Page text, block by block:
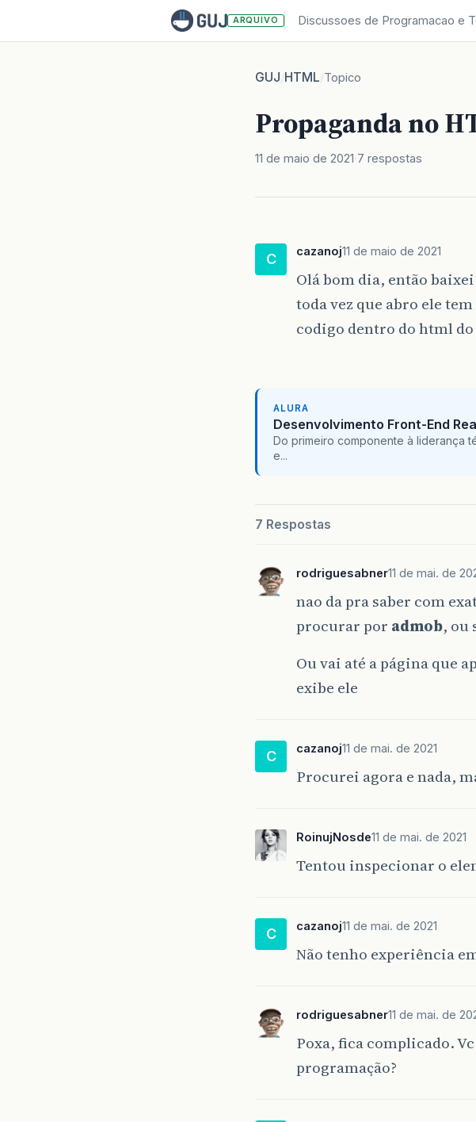
ARQUIVO Discussoes de Programacao e
GUJ/HTML/Topico
Propaganda no
11 de maio de 2021 7 respostas
C cazanoj11 de maio de 2021
Olá bom dia, então
toda vez que abro ele
codigo dentro do html do
ALURA
Desenvolvimento Front-End
Do primeiro componente à liderança
e...
7 Respostas
rodriguesabner11 de mai. de
nao da pra saber com
procurar por admob, ou
Ou vai até a página que
exibe ele
C cazanoj11 de mai. de 2021
Procurei agora e nada,
RoinujNosde11 de mai. de 2021
Tentou inspecionar o
C cazanoj11 de mai. de 2021
Não tenho experiência
rodriguesabner11 de mai. de
Poxa, fica complicado.
programação?